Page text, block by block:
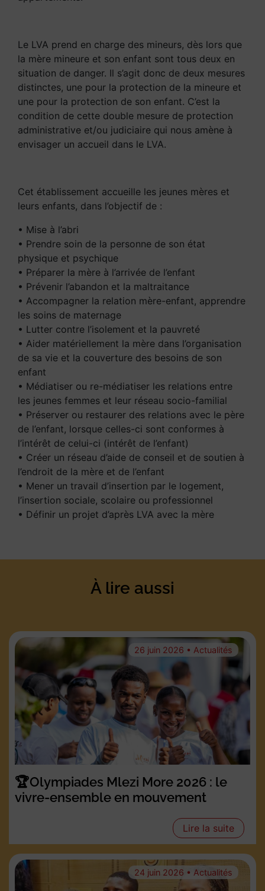
Le LVA prend en charge des mineurs, dès lors que
la mère mineure et son enfant sont tous deux en
situation de danger. Il s’agit donc de deux mesures
distinctes, une pour la protection de la mineure et
une pour la protection de son enfant. C’est la
condition de cette double mesure de protection
administrative et/ou judiciaire qui nous amène à
envisager un accueil dans le LVA.
Cet établissement accueille les jeunes mères et
leurs enfants, dans l’objectif de :
• Mise à l’abri
• Prendre soin de la personne de son état
physique et psychique
• Préparer la mère à l’arrivée de l’enfant
• Prévenir l’abandon et la maltraitance
• Accompagner la relation mère-enfant, apprendre
les soins de maternage
• Lutter contre l’isolement et la pauvreté
• Aider matériellement la mère dans l’organisation
de sa vie et la couverture des besoins de son
enfant
• Médiatiser ou re-médiatiser les relations entre
les jeunes femmes et leur réseau socio-familial
• Préserver ou restaurer des relations avec le père
de l’enfant, lorsque celles-ci sont conformes à
l’intérêt de celui-ci (intérêt de l’enfant)
• Créer un réseau d’aide de conseil et de soutien à
l’endroit de la mère et de l’enfant
• Mener un travail d’insertion par le logement,
l’insertion sociale, scolaire ou professionnel
• Définir un projet d’après LVA avec la mère
À lire aussi
26 juin 2026 • Actualités
🏆Olympiades Mlezi More 2026 : le
vivre-ensemble en mouvement
Lire la suite
24 juin 2026 • Actualités